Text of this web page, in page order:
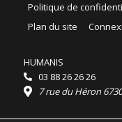
Politique de
Plan du site
HUMANIS
03 88 26 26 26
7 rue du Héron